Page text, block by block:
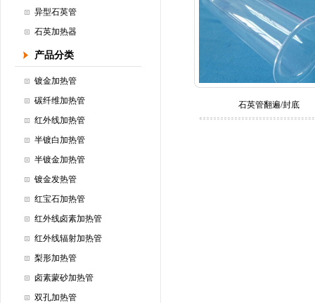
异型石英管
石英加热器
产品分类
镀金加热管
碳纤维加热管
红外线加热管
半镀白加热管
半镀金加热管
镀金发热管
红宝石加热管
红外线卤素加热管
红外线辐射加热管
梨形加热管
卤素蒙砂加热管
双孔加热管
石英管翻遍/封底